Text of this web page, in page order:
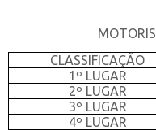
CLASSIFICAÇÃO
1º LUGAR
2º LUGAR
3º LUGAR
4º LUGAR